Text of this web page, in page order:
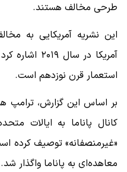
طرحی مخالف هستند.
این نشریه آمریکایی به
آمریکا در
استعمار قرن نوزدهم است.
بر اساس این گزارش، ترامپ
کانال پاناما به ایالات
معاهده‌ای به پاناما واگذار شد.